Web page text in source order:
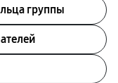
группы